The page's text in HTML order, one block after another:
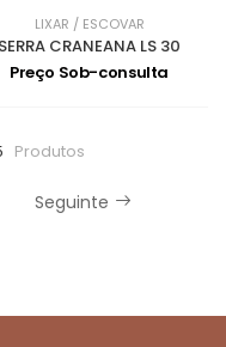
LIXAR / ESCOVAR
SERRA CRANEANA LS 30
Preço Sob-consulta
Produtos
Seguinte